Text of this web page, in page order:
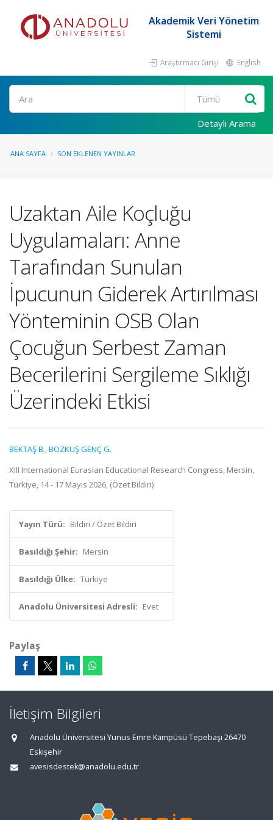
Akademik Veri Yönetim
Sistemi
Araştırmacı Girişi English
Ara
Detaylı Arama
ANA SAYFA SON EKLENEN YAYINLAR
Uzaktan Aile Koçluğu
Uygulamaları: Anne
Tarafından Sunulan
İpucunun Giderek Artırılması
Yönteminin OSB Olan
Çocuğun Serbest Zaman
Becerilerini Sergileme Sıklığı
Üzerindeki Etkisi
BEKTAŞ B.,BOZKUŞ GENÇ G.
XIII International Eurasian Educational Research Congress, Mersin,
Türkiye, 14 - 17 Mayıs 2026, (Özet Bildiri)
Yayın Türü: Bildiri / Özet Bildiri
Basıldığı Şehir: Mersin
Basıldığı Ülke: Türkiye
Anadolu Üniversitesi Adresli: Evet
Paylaş
İletişim Bilgileri
Anadolu Üniversitesi Yunus Emre Kampüsü Tepebaşı 26470
Eskişehir
avesisdestek@anadolu.edu.tr